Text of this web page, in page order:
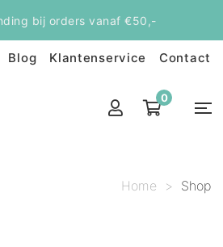
bij orders vanaf €50,-
Blog Klantenservice Contact
0
Home > Shop